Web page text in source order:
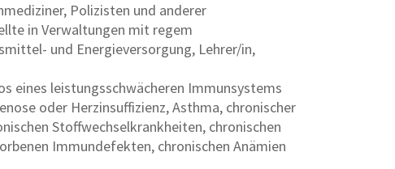
Polizisten und anderer
in Verwaltungen mit regem
und Energieversorgung, Lehrer/in,
eines leistungsschwächeren Immunsystems
oder Herzinsuffizienz, Asthma, chronischer
Stoffwechselkrankheiten, chronischen
Immundefekten, chronischen Anämien